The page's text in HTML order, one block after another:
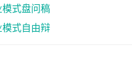
式盘问稿
式自由辩